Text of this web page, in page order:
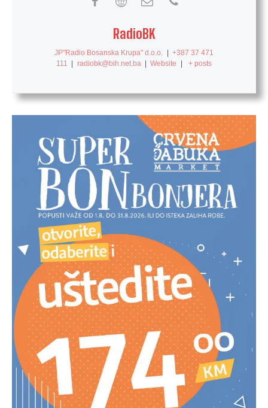
RadioBK
JP"Radio Bosanska Krupa" d.o.o. | +387 37 471
111
| radiobk@bih.net.ba | Website | + posts